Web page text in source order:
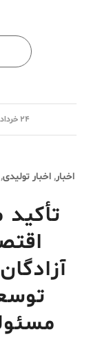
۲۴ خرداد ۱۴۰۵ /
اخبار, اخبار تولیدی,